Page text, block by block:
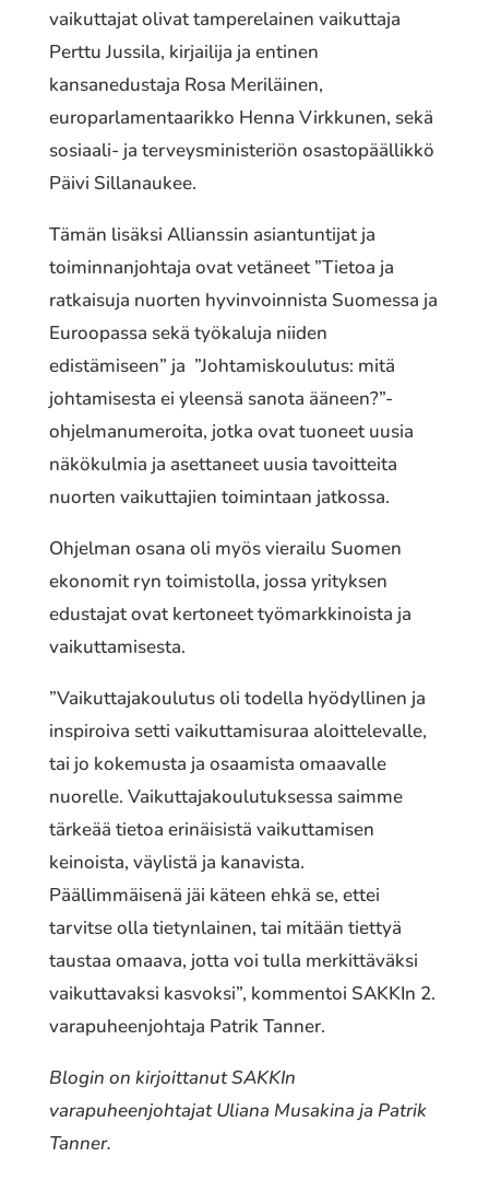
vaikuttajat olivat tamperelainen vaikuttaja
Perttu Jussila, kirjailija ja entinen
kansanedustaja Rosa Meriläinen,
europarlamentaarikko Henna Virkkunen, sekä
sosiaali- ja terveysministeriön osastopäällikkö
Päivi Sillanaukee.
Tämän lisäksi Allianssin asiantuntijat ja
toiminnanjohtaja ovat vetäneet ”Tietoa ja
ratkaisuja nuorten hyvinvoinnista Suomessa ja
Euroopassa sekä työkaluja niiden
edistämiseen” ja ”Johtamiskoulutus: mitä
johtamisesta ei yleensä sanota ääneen?”-
ohjelmanumeroita, jotka ovat tuoneet uusia
näkökulmia ja asettaneet uusia tavoitteita
nuorten vaikuttajien toimintaan jatkossa.
Ohjelman osana oli myös vierailu Suomen
ekonomit ryn toimistolla, jossa yrityksen
edustajat ovat kertoneet työmarkkinoista ja
vaikuttamisesta.
”Vaikuttajakoulutus oli todella hyödyllinen ja
inspiroiva setti vaikuttamisuraa aloittelevalle,
tai jo kokemusta ja osaamista omaavalle
nuorelle. Vaikuttajakoulutuksessa saimme
tärkeää tietoa erinäisistä vaikuttamisen
keinoista, väylistä ja kanavista.
Päällimmäisenä jäi käteen ehkä se, ettei
tarvitse olla tietynlainen, tai mitään tiettyä
taustaa omaava, jotta voi tulla merkittäväksi
vaikuttavaksi kasvoksi”, kommentoi SAKKIn 2.
varapuheenjohtaja Patrik Tanner.
Blogin on kirjoittanut SAKKIn
varapuheenjohtajat Uliana Musakina ja Patrik
Tanner.